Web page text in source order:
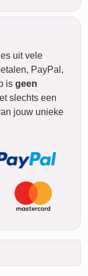
uit vele
PayPal,
is geen
slechts een
jouw unieke